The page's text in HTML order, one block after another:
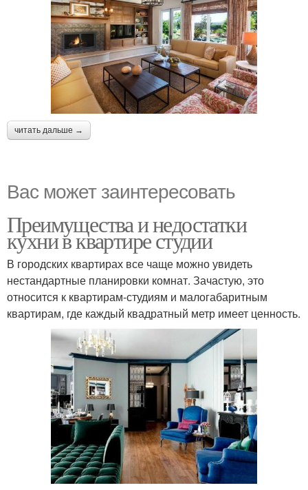
читать дальше →
Вас может заинтересовать
Преимущества и недостатки
кухни в квартире студии
В городских квартирах все чаще можно увидеть
нестандартные планировки комнат. Зачастую, это
относится к квартирам-студиям и малогабаритным
квартирам, где каждый квадратный метр имеет ценность.